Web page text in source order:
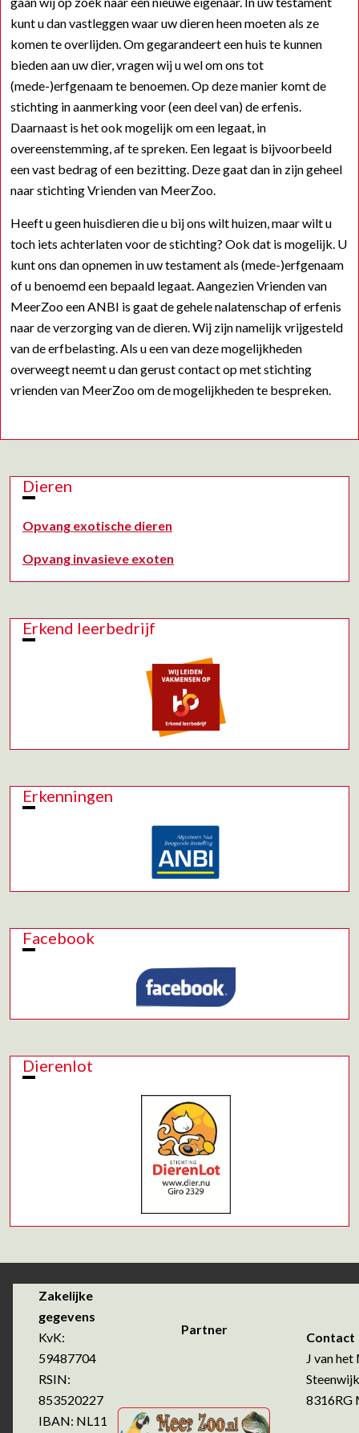
kunt u dan vastleggen waar uw dieren heen moeten als ze
komen te overlijden. Om gegarandeert een huis te kunnen
bieden aan uw dier, vragen wij u wel om ons tot
(mede-)erfgenaam te benoemen. Op deze manier komt de
stichting in aanmerking voor (een deel van) de erfenis.
Daarnaast is het ook mogelijk om een legaat, in
overeenstemming, af te spreken. Een legaat is bijvoorbeeld
een vast bedrag of een bezitting. Deze gaat dan in zijn geheel
naar stichting Vrienden van MeerZoo.
Heeft u geen huisdieren die u bij ons wilt huizen, maar wilt u
toch iets achterlaten voor de stichting? Ook dat is mogelijk. U
kunt ons dan opnemen in uw testament als (mede-)erfgenaam
of u benoemd een bepaald legaat. Aangezien Vrienden van
MeerZoo een ANBI is gaat de gehele nalatenschap of erfenis
naar de verzorging van de dieren. Wij zijn namelijk vrijgesteld
van de erfbelasting. Als u een van deze mogelijkheden
overweegt neemt u dan gerust contact op met stichting
vrienden van MeerZoo om de mogelijkheden te bespreken.
Dieren
Opvang exotische dieren
Opvang invasieve exoten
Erkend leerbedrijf
Erkenningen
Facebook
Dierenlot
Zakelijke
gegevens
KvK:
59487704
RSIN:
853520227
IBAN: NL11
Partner
Contact
J van het
8316RG